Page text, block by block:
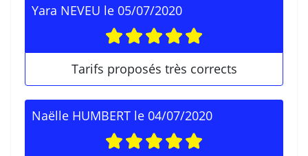
Yara NEVEU le 05/07/2020
Tarifs proposés très corrects
Naëlle HUMBERT le 04/07/2020